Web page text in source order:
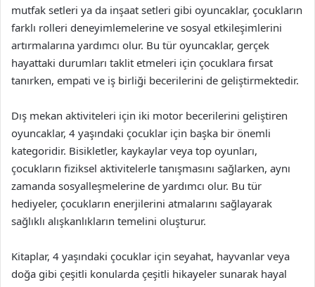
mutfak setleri ya da inşaat setleri gibi oyuncaklar, çocukların
farklı rolleri deneyimlemelerine ve sosyal etkileşimlerini
artırmalarına yardımcı olur. Bu tür oyuncaklar, gerçek
hayattaki durumları taklit etmeleri için çocuklara fırsat
tanırken, empati ve iş birliği becerilerini de geliştirmektedir.
Dış mekan aktiviteleri için iki motor becerilerini geliştiren
oyuncaklar, 4 yaşındaki çocuklar için başka bir önemli
kategoridir. Bisikletler, kaykaylar veya top oyunları,
çocukların fiziksel aktivitelerle tanışmasını sağlarken, aynı
zamanda sosyalleşmelerine de yardımcı olur. Bu tür
hediyeler, çocukların enerjilerini atmalarını sağlayarak
sağlıklı alışkanlıkların temelini oluşturur.
Kitaplar, 4 yaşındaki çocuklar için seyahat, hayvanlar veya
doğa gibi çeşitli konularda çeşitli hikayeler sunarak hayal